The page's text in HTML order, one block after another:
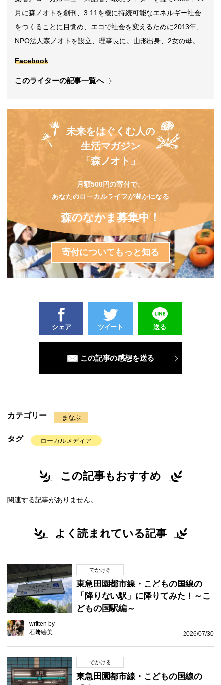
月に森ノオトを創刊、3.11を機に持続可能なエネルギー社会
をつくることに目覚め、エコで社会を変えるために2013年、
NPO法人森ノオトを設立、理事長に。山形出身、2女の母。
Facebook
このライターの記事一覧へ
未来をはぐくむ人の
生活マガジン
「森ノオト」
月額500円の寄付で、
あなたのローカルライフが豊かになる
森のなかま募集中！
寄付についてもっと知る
シェア ツイート 送る
この記事の感想を送る
カテゴリー まなぶ
タグ ローカルメディア
この記事もおすすめ
関連する記事がありません。
よく読まれている記事
でかける
東急田園都市線・こどもの国線の
「降りない駅」に降りてみた！～こ
どもの国駅編～
written by
石﨑絵美
2026/07/30
でかける
東急田園都市線・こどもの国線の